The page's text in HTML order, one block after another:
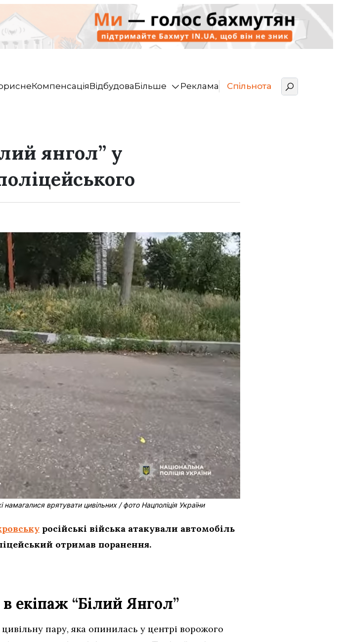
КомпенсаціяВідбудоваБільше Реклама Спільнота
янгол” у
врятувати цивільних / фото Нацполіція України
російські війська атакували автомобіль
отримав поранення.
екіпаж “Білий Янгол”
пару, яка опинилась у центрі ворожого